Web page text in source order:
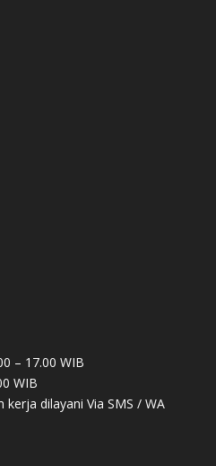
– 17.00 WIB
WIB
dilayani Via SMS / WA